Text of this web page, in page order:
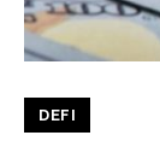
DEFI